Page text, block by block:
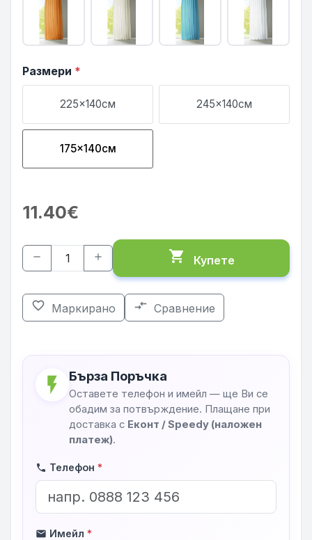
Размери *
225x140см 245x140см
175x140см
11.40€
remove add shopping_cart Купете
favorite_border Маркирано compare_arrows Сравнение
flash_on Бърза Поръчка
Оставете телефон и имейл — ще Ви се
обадим за потвърждение. Плащане при
доставка с Еконт / Speedy (наложен
платеж).
phone Телефон *
mail Имейл *